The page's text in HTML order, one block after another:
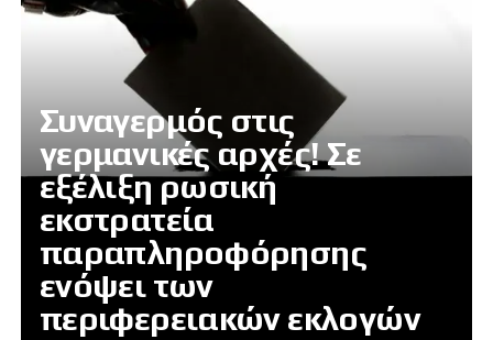
Συναγερμός στις
γερμανικές αρχές! Σε
εξέλιξη ρωσική
εκστρατεία
παραπληροφόρησης
ενόψει των
περιφερειακών εκλογών